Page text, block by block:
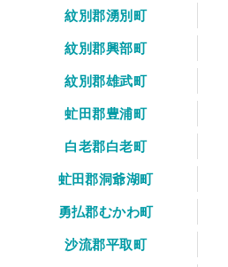
紋別郡湧別町
紋別郡興部町
紋別郡雄武町
虻田郡豊浦町
白老郡白老町
虻田郡洞爺湖町
勇払郡むかわ町
沙流郡平取町